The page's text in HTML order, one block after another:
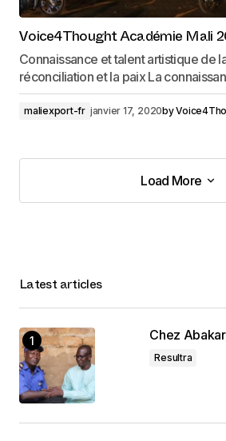
Voice4Thought Académie Mali
Connaissance et talent artistique de
réconciliation et la paix La
maliexport-fr janvier 17, 2020by
Load More
Load More
Latest articles
Chez
Resultra